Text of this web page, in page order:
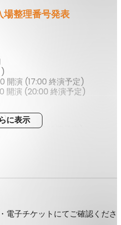
整理番号発表
開演 (17:00 終演予定)
開演 (20:00 終演予定)
)
開演 (17:00 終演予定)
開演 (16:00 終演予定)
演 (19:00 終演予定)
に表示
電子チケットにてご確認くださ